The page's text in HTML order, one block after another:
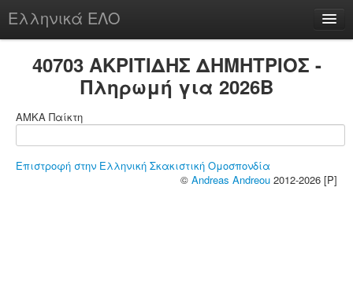
Ελληνικά ΕΛΟ
chesstu.be @ discord
40703 ΑΚΡΙΤΙΔΗΣ ΔΗΜΗΤΡΙΟΣ -
Πληρωμή για 2026B
ΑΜΚΑ Παίκτη
Επιστροφή στην Ελληνική Σκακιστική Ομοσπονδία
© Andreas Andreou 2012-2026 [P]